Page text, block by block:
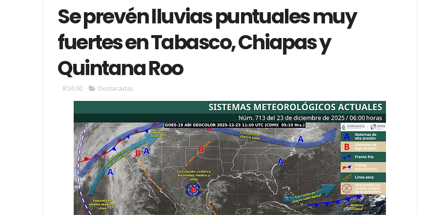
Se prevén lluvias puntuales muy
fuertes en Tabasco, Chiapas y
Quintana Roo
8:56:00 Destacadas